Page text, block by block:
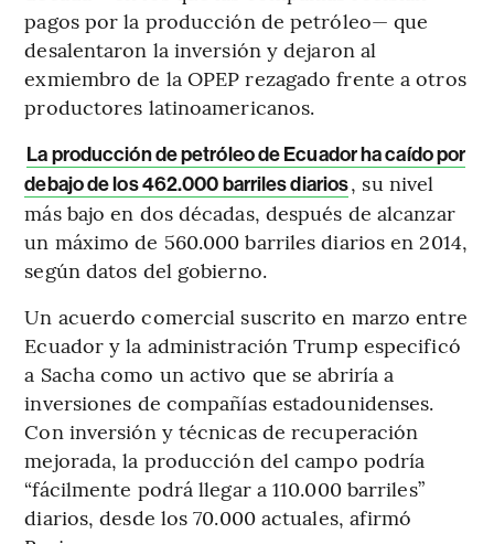
pagos por la producción de petróleo— que
desalentaron la inversión y dejaron al
exmiembro de la OPEP rezagado frente a otros
productores latinoamericanos.
La producción de petróleo de Ecuador ha caído por
debajo de los 462.000 barriles diarios, su nivel
más bajo en dos décadas, después de alcanzar
un máximo de 560.000 barriles diarios en 2014,
según datos del gobierno.
Un acuerdo comercial suscrito en marzo entre
Ecuador y la administración Trump especificó
a Sacha como un activo que se abriría a
inversiones de compañías estadounidenses.
Con inversión y técnicas de recuperación
mejorada, la producción del campo podría
“fácilmente podrá llegar a 110.000 barriles”
diarios, desde los 70.000 actuales, afirmó